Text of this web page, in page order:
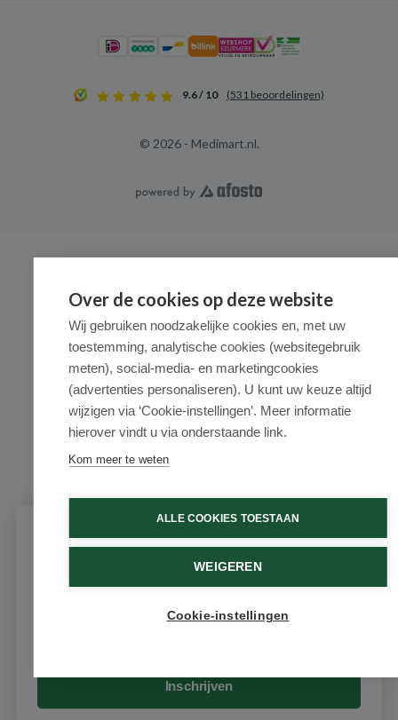
9.6 / 10 (531 beoordelingen)
© 2026 - Medimart.nl.
Over de cookies op deze website
Wij gebruiken noodzakelijke cookies en, met uw
toestemming, analytische cookies (websitegebruik
meten), social-media- en marketingcookies
(advertenties personaliseren). U kunt uw keuze altijd
wijzigen via ‘Cookie-instellingen’. Meer informatie
hierover vindt u via onderstaande link.
Kom meer te weten
ALLE COOKIES TOESTAAN
WEIGEREN
Cookie-instellingen
Schrijf je in voor onze nieuwsbrief
Ontvang als eerste de beste aanbiedingen en persoonlijk
advies
Inschrijven